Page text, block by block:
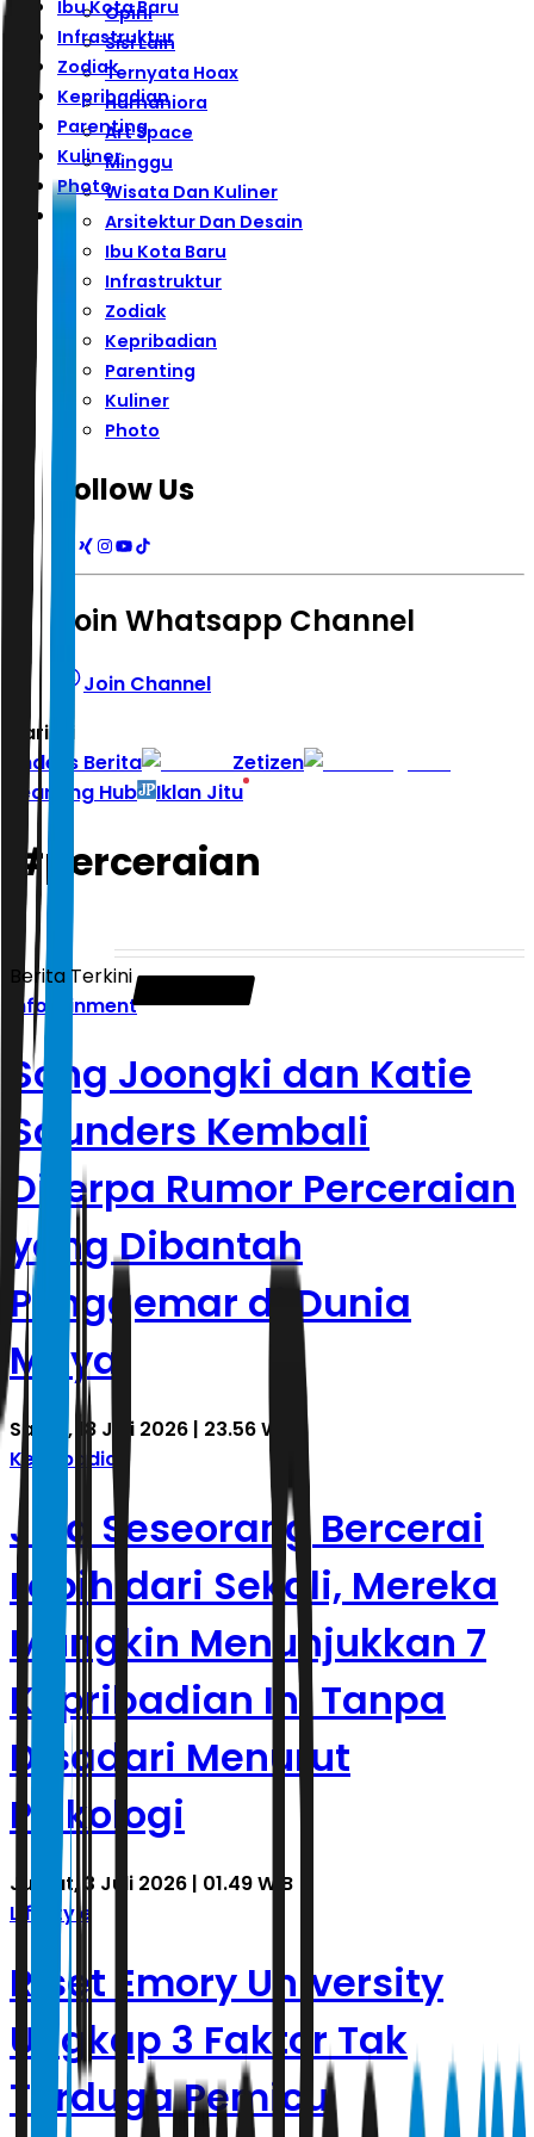
Ibu Kota Baru
Infrastruktur
Zodiak
Kepribadian
Parenting
Kuliner
Photo
Opini
Sisi Lain
Ternyata Hoax
Humaniora
Art Space
Minggu
Wisata Dan Kuliner
Arsitektur Dan Desain
Ibu Kota Baru
Infrastruktur
Zodiak
Kepribadian
Parenting
Kuliner
Photo
Follow Us
Join Whatsapp Channel
Join Channel
Hari ini
Indeks Berita
Zetizen
Learning Hub
Iklan Jitu
#perceraian
Berita Terkini
Infotainment
Song Joongki dan Katie
Saunders Kembali
Diterpa Rumor Perceraian
yang Dibantah
Penggemar di Dunia
Maya
Sabtu, 18 Juli 2026 | 23.56 WIB
Kepribadian
Jika Seseorang Bercerai
Lebih dari Sekali, Mereka
Mungkin Menunjukkan 7
Kepribadian Ini Tanpa
Disadari Menurut
Psikologi
Jumat, 3 Juli 2026 | 01.49 WIB
Lifestyle
Riset Emory University
Ungkap 3 Faktor Tak
Terduga Pemicu